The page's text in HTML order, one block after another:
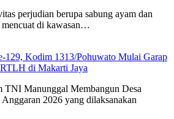
perjudian berupa sabung ayam dan
mencuat di kawasan…
129, Kodim 1313/Pohuwato Mulai Garap
di Makarti Jaya
TNI Manunggal Membangun Desa
2026 yang dilaksanakan